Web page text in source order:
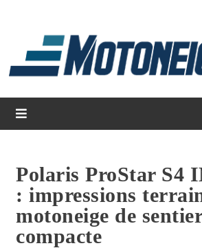
Magazine
Polaris ProStar S4
: impressions
motoneige de
compacte